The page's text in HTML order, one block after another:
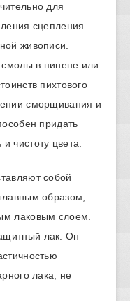
для
сцепления
живописи.
смолы в пинене или
пихтового
сморщивания и
придать
чистоту цвета.
собой
образом,
лаковым слоем.
лак. Он
лака, не